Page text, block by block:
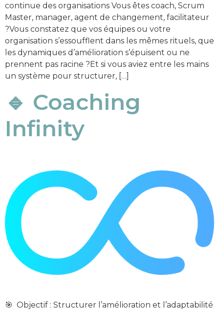
continue des organisations Vous êtes coach, Scrum
Master, manager, agent de changement, facilitateur
?Vous constatez que vos équipes ou votre
organisation s’essoufflent dans les mêmes rituels, que
les dynamiques d’amélioration s’épuisent ou ne
prennent pas racine ?Et si vous aviez entre les mains
un système pour structurer, […]
🔹 Coaching
Infinity
🎯 Objectif : Structurer l’amélioration et l’adaptabilité